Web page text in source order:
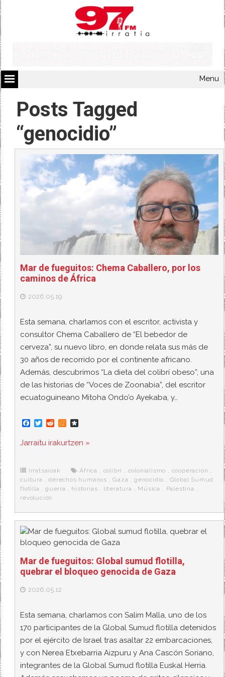
Menu
Posts Tagged
“genocidio”
Mar de fueguitos: Chema Caballero, por los
caminos de África
2026.05.19
Esta semana, charlamos con el escritor, activista y
consultor Chema Caballero de “El bebedor de
cerveza”, su nuevo libro, en donde relata sus más de
30 años de recorrido por el continente africano.
Además, descubrimos “La dieta del colibrí obeso”, una
de las historias de “Voces de Zoonabia”, del escritor
ecuatoguineano Mitoha Ondo’o Ayekaba, y…
F
c
e
o
k
T
i
t
r
R
d
d
M
n
e
e
a
s
r
a
Jarraitu irakurtzen »
Irratsaioak África , colibrí , colonialismo , cooperación ,
cultura ,derechos humanos ,Gaza ,genocidio , Global Sumud
flotilla ,guerra , historias , literatura , Música , Palestina ,
revolución
Mar de fueguitos: Global sumud flotilla,
quebrar el bloqueo genocida de Gaza
2026.05.12
Esta semana, charlamos con Salim Malla, uno de los
170 participantes de la Global Sumud flotilla detenidos
por el ejército de Israel tras asaltar 22 embarcaciones,
y con Nerea Etxebarria Aizpuru y Ana Cascón Soriano,
integrantes de la Global Sumud flotilla Euskal Herria.